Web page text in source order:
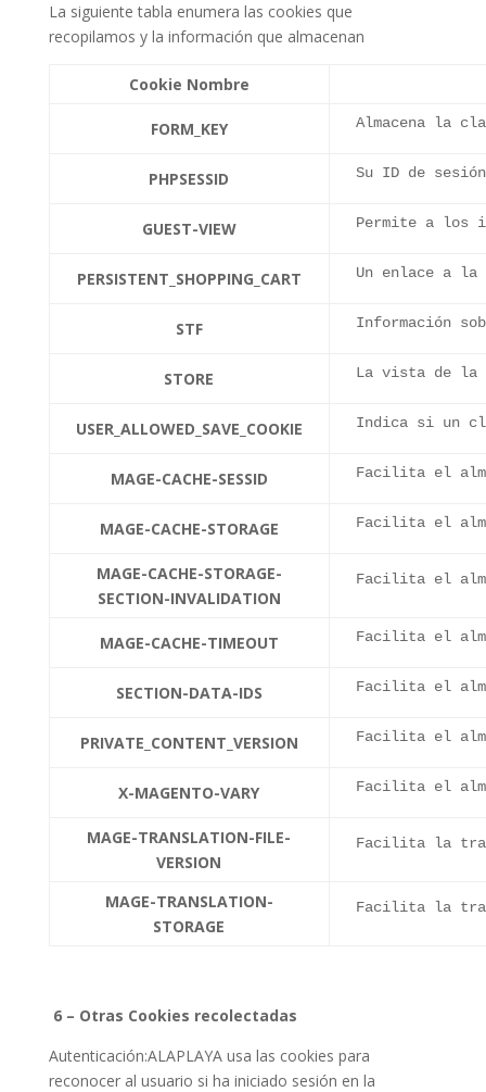
La siguiente tabla enumera las cookies que
recopilamos y la información que almacenan
Cookie Nombre
FORM_KEY Almacena la
PHPSESSID Su ID de
GUEST-VIEW Permite a los
PERSISTENT_SHOPPING_CART Un enlace a
STF Información
STORE La vista de la
USER_ALLOWED_SAVE_COOKIE Indica si un
MAGE-CACHE-SESSID Facilita el
MAGE-CACHE-STORAGE Facilita el
MAGE-CACHE-STORAGE-
SECTION-INVALIDATION
Facilita el
MAGE-CACHE-TIMEOUT Facilita el
SECTION-DATA-IDS Facilita el
PRIVATE_CONTENT_VERSION Facilita el
X-MAGENTO-VARY Facilita el
MAGE-TRANSLATION-FILE-
VERSION
Facilita la
MAGE-TRANSLATION-
STORAGE
Facilita la
6 – Otras Cookies recolectadas
Autenticación:ALAPLAYA usa las cookies para
reconocer al usuario si ha iniciado sesión en la